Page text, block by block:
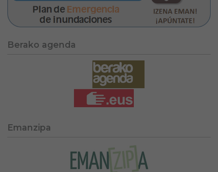
Berako agenda
Emanzipa